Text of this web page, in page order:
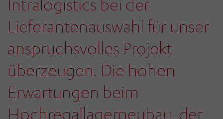
Lieferantenauswahl für unser
anspruchsvolles Projekt
überzeugen. Die hohen
Erwartungen beim
Hochregallagerneubau, der